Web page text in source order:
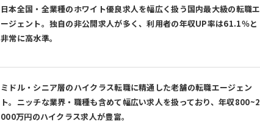
日本全国・全業種のホワイト優良求人を幅広く扱う国内最大級の転職エ
ージェント。独自の非公開求人が多く、利用者の年収UP率は61.1％と
非常に高水準。
ミドル・シニア層のハイクラス転職に精通した老舗の転職エージェン
ト。ニッチな業界・職種も含めて幅広い求人を扱っており、年収800~2
000万円のハイクラス求人が豊富。